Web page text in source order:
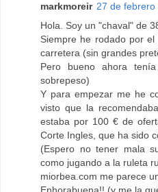
markmoreir 27 de febrero
Hola. Soy un "chaval" de
Siempre he rodado por
carretera (sin grandes
Pero bueno ahora
sobrepeso)
Y para empezar me he
visto que la
estaba por 100 € de
Corte Ingles, que ha sido
(Espero no tener mala
como jugando a la ruleta
miorbea.com me parece